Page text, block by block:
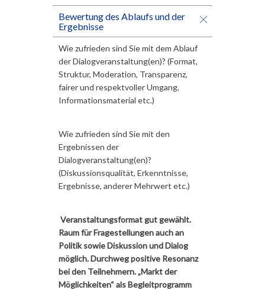
Bewertung des Ablaufs und der
Ergebnisse
Wie zufrieden sind Sie mit dem Ablauf
der Dialogveranstaltung(en)? (Format,
Struktur, Moderation, Transparenz,
fairer und respektvoller Umgang,
Informationsmaterial etc.)
Wie zufrieden sind Sie mit den
Ergebnissen der
Dialogveranstaltung(en)?
(Diskussionsqualität, Erkenntnisse,
Ergebnisse, anderer Mehrwert etc.)
Veranstaltungsformat gut gewählt.
Raum für Fragestellungen auch an
Politik sowie Diskussion und Dialog
möglich. Durchweg positive Resonanz
bei den Teilnehmern. „Markt der
Möglichkeiten“ als Begleitprogramm